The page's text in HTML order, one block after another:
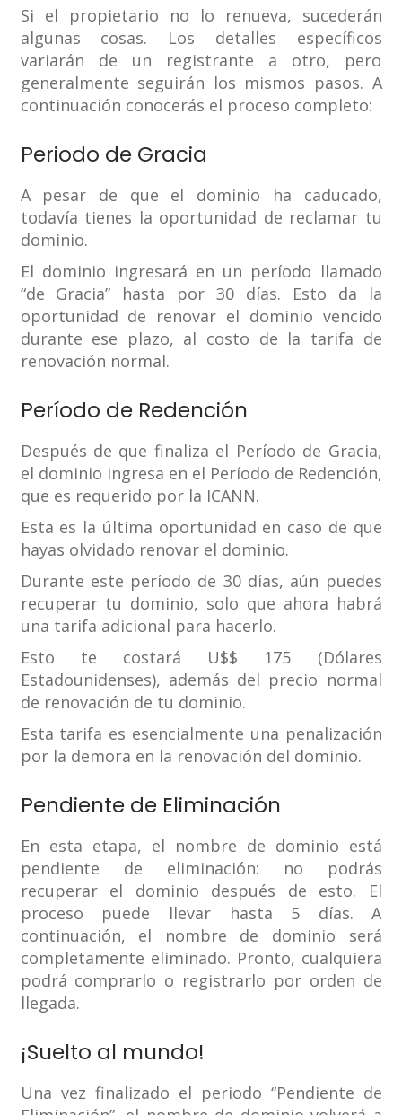
Si el propietario no lo renueva, sucederán
algunas cosas. Los detalles específicos
variarán de un registrante a otro, pero
generalmente seguirán los mismos pasos. A
continuación conocerás el proceso completo:
Periodo de Gracia
A pesar de que el dominio ha caducado,
todavía tienes la oportunidad de reclamar tu
dominio.
El dominio ingresará en un período llamado
“de Gracia” hasta por 30 días. Esto da la
oportunidad de renovar el dominio vencido
durante ese plazo, al costo de la tarifa de
renovación normal.
Período de Redención
Después de que finaliza el Período de Gracia,
el dominio ingresa en el Período de Redención,
que es requerido por la ICANN.
Esta es la última oportunidad en caso de que
hayas olvidado renovar el dominio.
Durante este período de 30 días, aún puedes
recuperar tu dominio, solo que ahora habrá
una tarifa adicional para hacerlo.
Esto te costará U$$ 175 (Dólares
Estadounidenses), además del precio normal
de renovación de tu dominio.
Esta tarifa es esencialmente una penalización
por la demora en la renovación del dominio.
Pendiente de Eliminación
En esta etapa, el nombre de dominio está
pendiente de eliminación: no podrás
recuperar el dominio después de esto. El
proceso puede llevar hasta 5 días. A
continuación, el nombre de dominio será
completamente eliminado. Pronto, cualquiera
podrá comprarlo o registrarlo por orden de
llegada.
¡Suelto al mundo!
Una vez finalizado el periodo “Pendiente de